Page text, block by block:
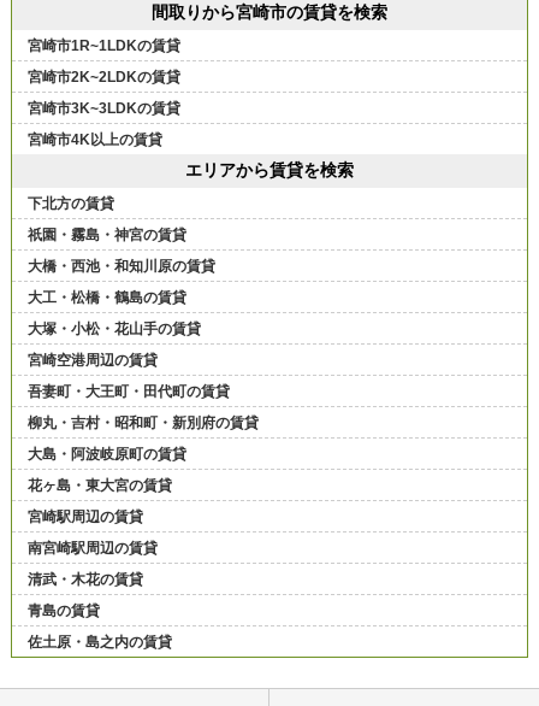
間取りから宮崎市の賃貸を検索
宮崎市1R~1LDKの賃貸
宮崎市2K~2LDKの賃貸
宮崎市3K~3LDKの賃貸
宮崎市4K以上の賃貸
エリアから賃貸を検索
下北方の賃貸
祇園・霧島・神宮の賃貸
大橋・西池・和知川原の賃貸
大工・松橋・鶴島の賃貸
大塚・小松・花山手の賃貸
宮崎空港周辺の賃貸
吾妻町・大王町・田代町の賃貸
柳丸・吉村・昭和町・新別府の賃貸
大島・阿波岐原町の賃貸
花ヶ島・東大宮の賃貸
宮崎駅周辺の賃貸
南宮崎駅周辺の賃貸
清武・木花の賃貸
青島の賃貸
佐土原・島之内の賃貸